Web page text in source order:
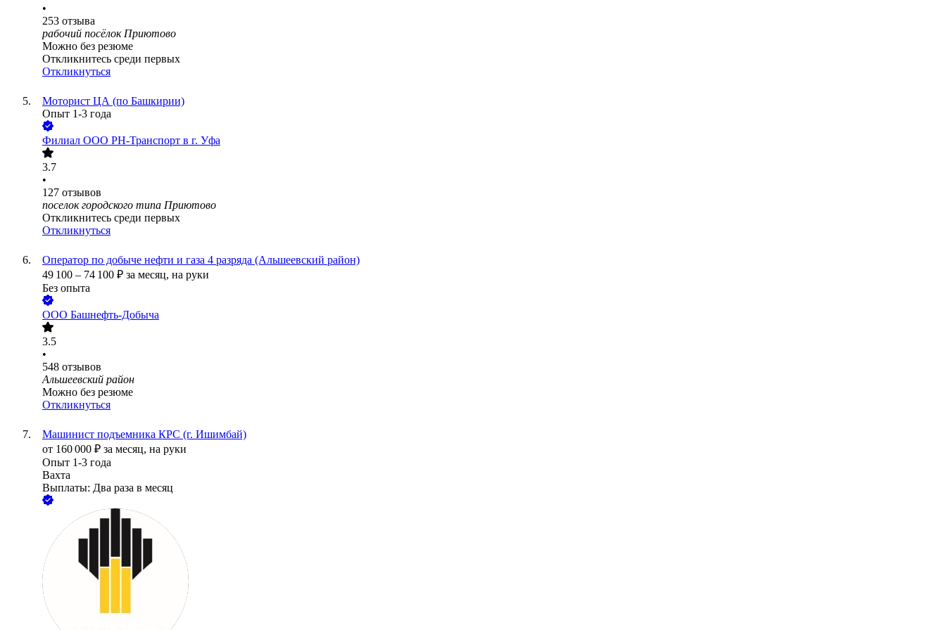
•
253 отзыва
рабочий посёлок Приютово
Можно без резюме
Откликнитесь среди первых
Откликнуться
Моторист ЦА (по Башкирии)
Опыт 1-3 года
Филиал ООО РН-Транспорт в г. Уфа
3.7
•
127 отзывов
поселок городского типа Приютово
Откликнитесь среди первых
Откликнуться
Оператор по добыче нефти и газа 4 разряда (Альшеевский район)
49 100 – 74 100 ₽ за месяц, на руки
Без опыта
ООО Башнефть-Добыча
3.5
•
548 отзывов
Альшеевский район
Можно без резюме
Откликнуться
Машинист подъемника КРС (г. Ишимбай)
от 160 000 ₽ за месяц, на руки
Опыт 1-3 года
Вахта
Выплаты: Два раза в месяц